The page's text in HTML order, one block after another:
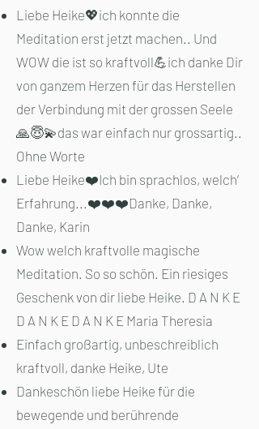
Liebe Heike💖ich konnte die
Meditation erst jetzt machen.. Und
WOW die ist so kraftvoll💪ich danke Dir
von ganzem Herzen für das Herstellen
der Verbindung mit der grossen Seele
🙏😇💫das war einfach nur grossartig..
Ohne Worte
Liebe Heike❤️Ich bin sprachlos, welch‘
Erfahrung...❤️❤️❤️Danke, Danke,
Danke, Karin
Wow welch kraftvolle magische
Meditation. So so schön. Ein riesiges
Geschenk von dir liebe Heike. D A N K E
D A N K E D A N K E Maria Theresia
Einfach großartig, unbeschreiblich
kraftvoll, danke Heike, Ute
Dankeschön liebe Heike für die
bewegende und berührende